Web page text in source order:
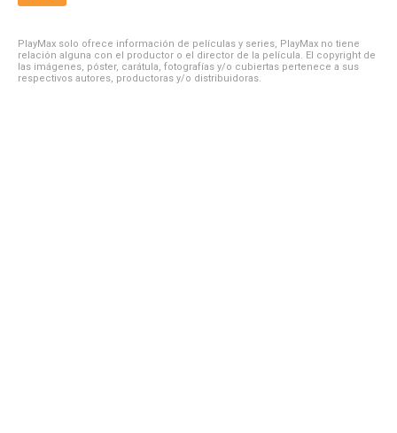
PlayMax solo ofrece información de películas y series, PlayMax no tiene
relación alguna con el productor o el director de la película. El copyright de
las imágenes, póster, carátula, fotografías y/o cubiertas pertenece a sus
respectivos autores, productoras y/o distribuidoras.